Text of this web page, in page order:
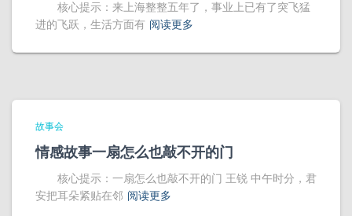
核心提示：来上海整整五年了，事业上已有了突飞猛
进的飞跃，生活方面有 阅读更多
故事会
情感故事一扇怎么也敲不开的门
核心提示：一扇怎么也敲不开的门 王锐 中午时分，君
安把耳朵紧贴在邻 阅读更多